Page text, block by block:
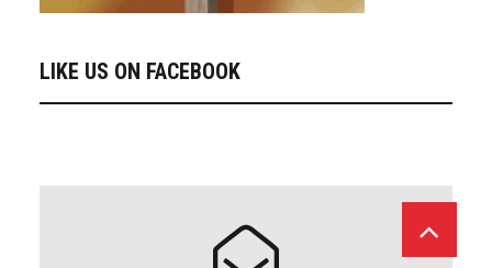
LIKE US ON FACEBOOK